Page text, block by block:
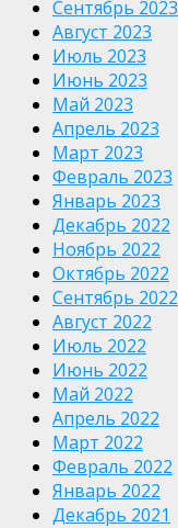
Сентябрь 2023
Август 2023
Июль 2023
Июнь 2023
Май 2023
Апрель 2023
Март 2023
Февраль 2023
Январь 2023
Декабрь 2022
Ноябрь 2022
Октябрь 2022
Сентябрь 2022
Август 2022
Июль 2022
Июнь 2022
Май 2022
Апрель 2022
Март 2022
Февраль 2022
Январь 2022
Декабрь 2021